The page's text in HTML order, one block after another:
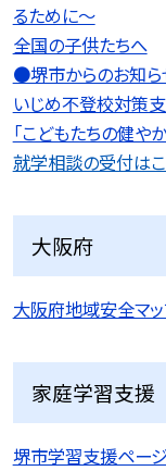
るために〜
全国の子供たちへ
●堺市からのお知ら
いじめ不登校対策
「こどもたちの健や
就学相談の受付は
大阪府
大阪府地域安全マ
家庭学習支援
堺市学習支援ペー